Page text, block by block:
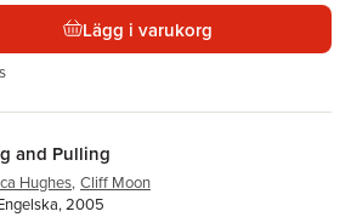
Lägg i varukorg
and Pulling
Hughes, Cliff Moon
2005